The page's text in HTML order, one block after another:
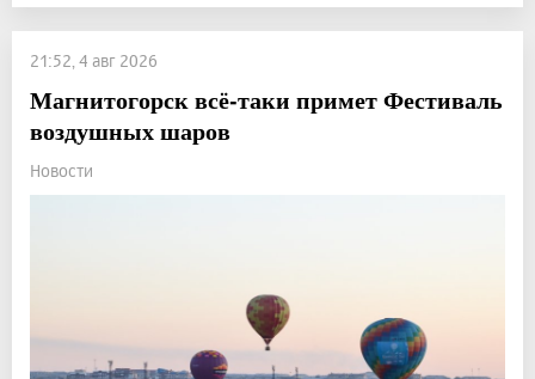
21:52, 4 авг 2026
Магнитогорск всё-таки примет Фестиваль
воздушных шаров
Новости